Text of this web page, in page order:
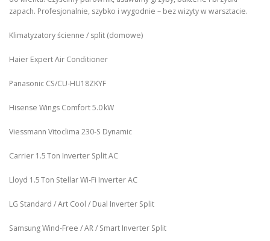
zapach. Profesjonalnie, szybko i wygodnie – bez wizyty w warsztacie.
Klimatyzatory ścienne / split (domowe)
Haier Expert Air Conditioner
Panasonic CS/CU‑HU18ZKYF
Hisense Wings Comfort 5.0 kW
Viessmann Vitoclima 230‑S Dynamic
Carrier 1.5 Ton Inverter Split AC
Lloyd 1.5 Ton Stellar Wi‑Fi Inverter AC
LG Standard / Art Cool / Dual Inverter Split
Samsung Wind-Free / AR / Smart Inverter Split